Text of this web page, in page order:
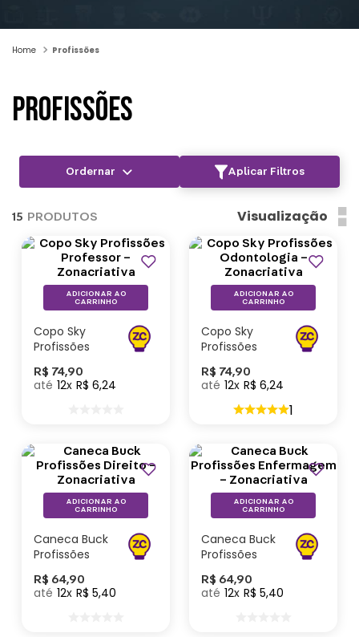
Profissões
PROFISSÕES
Aplicar Filtros
15 PRODUTOS Visualização
Profissões
Copo Sky
Profissões
Zonacriativa
R$ 74,90
12 R$ 6,24
ADICIONAR AO
CARRINHO
Copo Sky
Profissões
Zonacriativa
R$ 74,90
12 R$ 6,24
1
ADICIONAR AO
CARRINHO
Profissões
Caneca Buck
Profissões
Zonacriativa
R$ 64,90
12 R$ 5,40
ADICIONAR AO
CARRINHO
Caneca Buck
Profissões
– Zonacriativa
R$ 64,90
12 R$ 5,40
ADICIONAR AO
CARRINHO